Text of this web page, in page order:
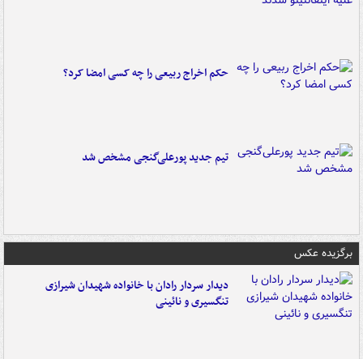
حکم اخراج ربیعی را چه کسی امضا کرد؟
تیم جدید پورعلی‌گنجی مشخص شد
برگزیده عکس
دیدار سردار رادان با خانواده‌ شهیدان شیرازی
تنگسیری و نائینی